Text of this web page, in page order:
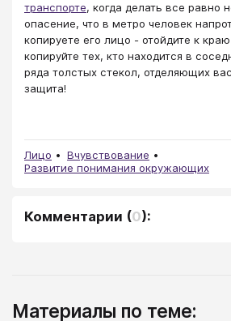
транспорте, когда делать все равно
опасение, что в метро человек
копируете его лицо - отойдите к
копируйте тех, кто находится в
ряда толстых стекол, отделяющих
защита!
Лицо
Вчувствование
Развитие понимания окружающих
Комментарии (0):
Материалы по теме: